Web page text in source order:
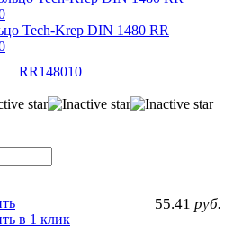
Tech-Krep DIN 1480 RR
RR148010
55.41 руб.
в 1 клик